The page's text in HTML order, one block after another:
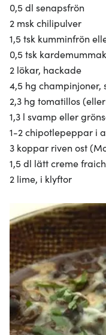
0,5 dl senapsfrön
2 msk chilipulver
1,5 tsk kumminfrön
0,5 tsk
2 lökar, hackade
4,5 hg champinjoner,
2,3 hg tomatillos
1,3 l svamp eller
1-2 chipotlepeppar i
3 koppar riven ost
1,5 dl lätt creme
2 lime, i klyftor